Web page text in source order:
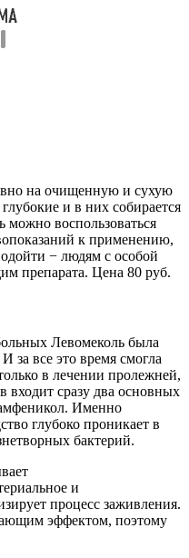
на очищенную и сухую
и в них собирается
можно воспользоваться
к применению,
− людям с особой
препарата. Цена 80 руб.
Левомеколь была
за все это время смогла
в лечении пролежней,
входит сразу два основных
Именно
глубоко проникает в
бактерий.
и
процесс заживления.
эффектом, поэтому